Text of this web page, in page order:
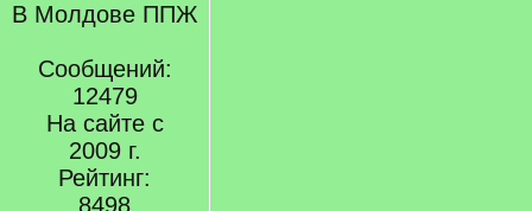
В Молдове ППЖ
Сообщений:
12479
На сайте с
2009 г.
Рейтинг:
8498